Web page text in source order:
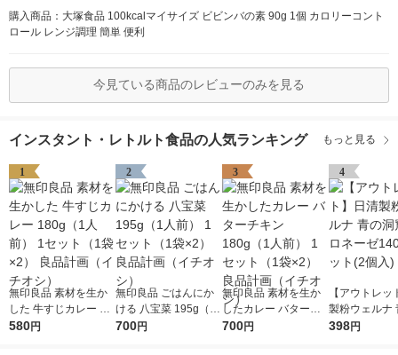
購入商品：大塚食品 100kcalマイサイズ ビビンバの素 90g 1個 カロリーコント
ロール レンジ調理 簡単 便利
今見ている商品のレビューのみを見る
インスタント・レトルト食品の人気ランキング もっと見る
1
無印良品 素材を生か
した 牛すじカレー 18
0g（1人前） 1セット
580円
2
無印良品 ごはんにか
ける 八宝菜 195g（1
人前） 1セット（1袋×
700円
3
無印良品 素材を生か
したカレー バターチ
キン 180g（1人前） 1
700円
4
【アウトレッ
製粉ウェルナ
窟 ボロネー
398円